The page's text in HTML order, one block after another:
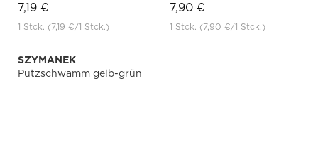
7,19 €
1 Stck. (7,19 €/1 Stck.)
7,90 €
1 Stck. (7,90 €/1 Stck.)
SZYMANEK
Putzschwamm gelb-grün